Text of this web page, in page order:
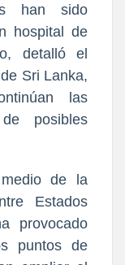
han sido
hospital de
detalló el
Sri Lanka,
las
posibles
de la
Estados
provocado
puntos de